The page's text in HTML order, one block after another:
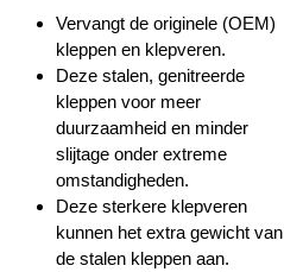
Vervangt de originele (OEM)
kleppen en klepveren.
Deze stalen, genitreerde
kleppen voor meer
duurzaamheid en minder
slijtage onder extreme
omstandigheden.
Deze sterkere klepveren
kunnen het extra gewicht van
de stalen kleppen aan.